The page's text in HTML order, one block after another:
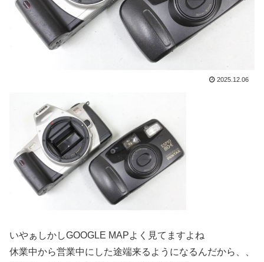
2025.12.06
いやぁしかしGOOGLE MAPよく見てますよね
休業中から営業中にした途端来るようになるんだから、、